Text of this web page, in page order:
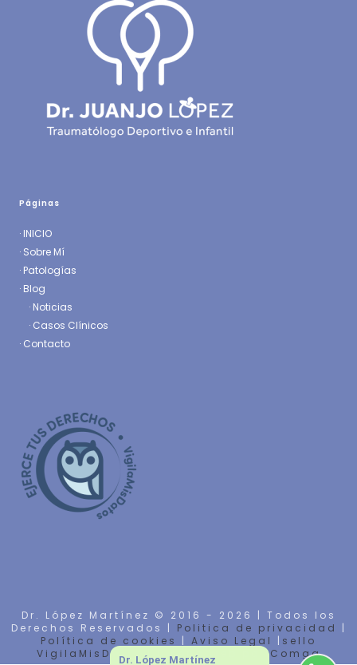
Páginas
· INICIO
· Sobre Mí
· Patologías
· Blog
· Noticias
· Casos Clínicos
· Contacto
Dr. López Martínez © 2016 - 2026 | Todos los
Derechos Reservados | Politica de privacidad
|
Política de cookies
| Aviso Legal | sello
VigilaMisDatos | Diseño Web porComga
Dr. López Martínez